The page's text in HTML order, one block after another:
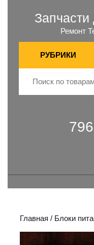
Запчасти
Ремонт
РУБРИКИ
Главная / Блоки